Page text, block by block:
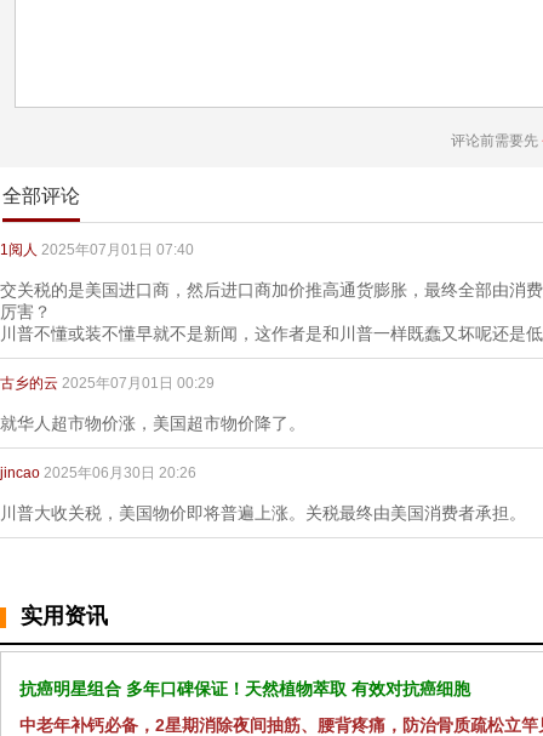
评论前需要先
全部评论
1阅人 2025年07月01日 07:40
交关税的是美国进口商，然后进口商加价推高通货膨胀，最终全部由消
厉害？
川普不懂或装不懂早就不是新闻，这作者是和川普一样既蠢又坏呢还是
古乡的云 2025年07月01日 00:29
就华人超市物价涨，美国超市物价降了。
jincao 2025年06月30日 20:26
川普大收关税，美国物价即将普遍上涨。关税最终由美国消费者承担。
实用资讯
抗癌明星组合 多年口碑保证！天然植物萃取 有效对抗癌细胞
中老年补钙必备，2星期消除夜间抽筋、腰背疼痛，防治骨质疏松立竿